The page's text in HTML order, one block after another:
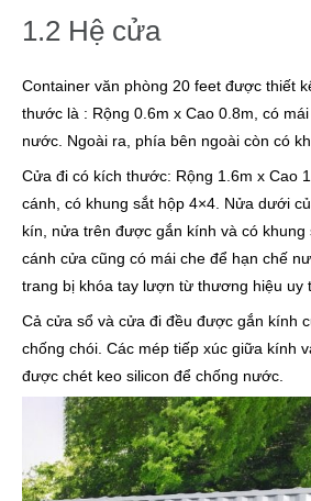
1.2 Hệ cửa
Container văn phòng 20 feet được thiết
thước là : Rộng 0.6m x Cao 0.8m, có
nước. Ngoài ra, phía bên ngoài còn có
Cửa đi có kích thước: Rộng 1.6m x Cao
cánh, có khung sắt hộp 4×4. Nửa dưới
kín, nửa trên được gắn kính và có khung
cánh cửa cũng có mái che để hạn chế
trang bị khóa tay lượn từ thương hiệu uy
Cả cửa sổ và cửa đi đều được gắn kính
chống chói. Các mép tiếp xúc giữa kính
được chét keo silicon để chống nước.